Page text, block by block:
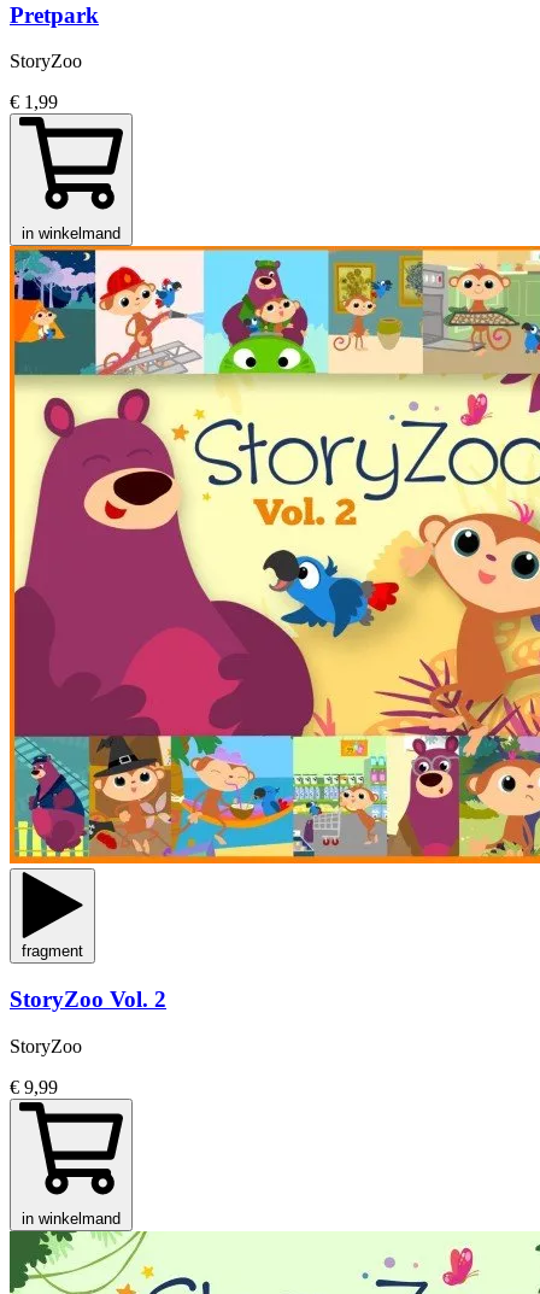
Pretpark
StoryZoo
€ 1,99
in winkelmand
fragment
StoryZoo Vol. 2
StoryZoo
€ 9,99
in winkelmand